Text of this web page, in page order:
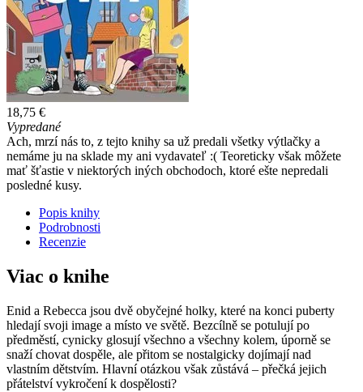
18,75 €
Vypredané
Ach, mrzí nás to, z tejto knihy sa už predali všetky výtlačky a
nemáme ju na sklade my ani vydavateľ :( Teoreticky však môžete
mať šťastie v niektorých iných obchodoch, ktoré ešte nepredali
posledné kusy.
Popis knihy
Podrobnosti
Recenzie
Viac o knihe
Enid a Rebecca jsou dvě obyčejné holky, které na konci puberty
hledají svoji image a místo ve světě. Bezcílně se potulují po
předměstí, cynicky glosují všechno a všechny kolem, úporně se
snaží chovat dospěle, ale přitom se nostalgicky dojímají nad
vlastním dětstvím. Hlavní otázkou však zůstává – přečká jejich
přátelství vykročení k dospělosti?